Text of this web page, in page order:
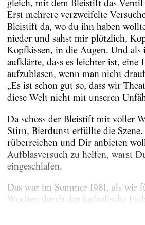
gleich, mit dem Bleistift das Ventil
Erst mehrere verzweifelte
Bleistift da, wo du ihn haben
nieder und sahst mir plötzlich,
Kopfkissen, in die Augen. Und
aufklärte, dass es leichter ist, eine
aufzublasen, wenn man nicht
„Es ist schon gut so, dass wir
diese Welt nicht mit unseren
Da schoss der Bleistift mit voller
Stirn, Bierdunst erfüllte die
rüberreichen und Dir anbieten
Aufblasversuch zu helfen, warst
eingeschlafen.
Das war im Sommer I98I, als wir
Wochen durch das katholische